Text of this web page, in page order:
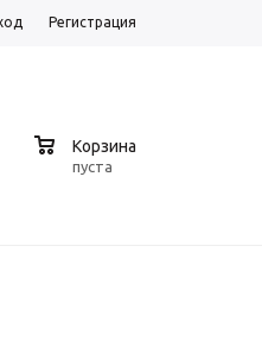
Регистрация
Корзина
пуста